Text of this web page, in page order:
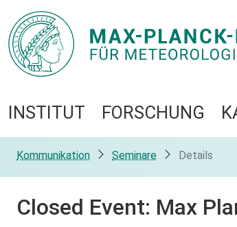
INSTITUT FORSCHUNG
Kommunikation Seminare Details
Closed Event: Max